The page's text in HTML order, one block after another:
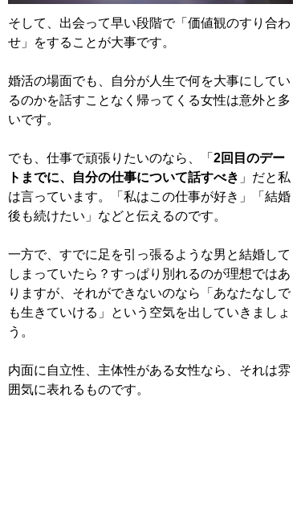
そして、出会って早い段階で「価値観のすり合わ
せ」をすることが大事です。
婚活の場面でも、自分が人生で何を大事にしてい
るのかを話すことなく帰ってくる女性は意外と多
いです。
でも、仕事で頑張りたいのなら、「 2回目のデー
トまでに、自分の仕事について話すべき 」だと私
は言っています。「私はこの仕事が好き」「結婚
後も続けたい」などと伝えるのです。
一方で、すでに足を引っ張るような男と結婚して
しまっていたら？すっぱり別れるのが理想ではあ
りますが、それができないのなら「あなたなしで
も生きていける」という空気を出していきましょ
う。
内面に自立性、主体性がある女性なら、それは雰
囲気に表れるものです。